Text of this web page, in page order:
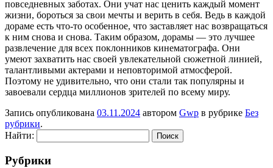
повседневных заботах. Они учат нас ценить каждый момент
жизни, бороться за свои мечты и верить в себя. Ведь в каждой
дораме есть что-то особенное, что заставляет нас возвращаться
к ним снова и снова. Таким образом, дорамы — это лучшее
развлечение для всех поклонников кинематографа. Они
умеют захватить нас своей увлекательной сюжетной линией,
талантливыми актерами и неповторимой атмосферой.
Поэтому не удивительно, что они стали так популярны и
завоевали сердца миллионов зрителей по всему миру.
Запись опубликована 03.11.2024 автором Gwp в рубрике Без
рубрики.
Найти:
Рубрики